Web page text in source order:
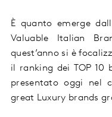
È quanto emergedal
Valuable Italian
quest’anno si è
il ranking dei TOP10
presentato oggi nel
great Luxury brands